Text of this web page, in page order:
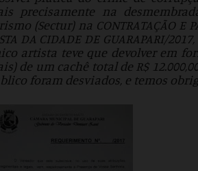
precisamente na
(Sectur) na CONTRATAÇÃO E
DA CIDADE DE GUARAPARI/
artista teve que devolver em
de um cachê total de R$
foram desviados, e temos